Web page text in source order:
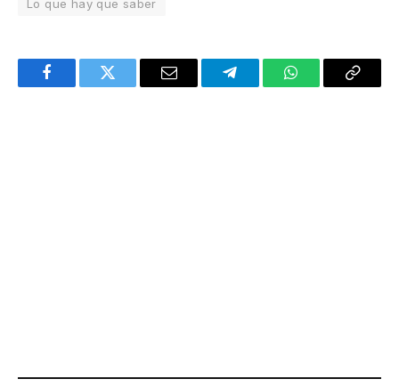
Lo que hay que saber
FacebookTwitter Email TelegramWhatsAppCopy